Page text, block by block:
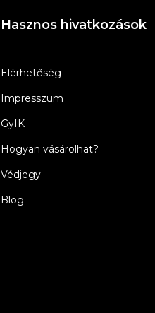
Hasznos hivatkozások
Elérhetőség
Impresszum
GyIK
Hogyan vásárolhat?
Védjegy
Blog